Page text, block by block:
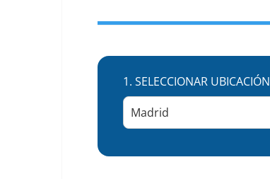
1. SELECCIONAR UBICACIÓN
Madrid